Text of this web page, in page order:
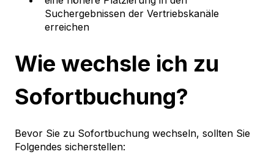
Suchergebnissen der Vertriebskanäle
erreichen
Wie wechsle ich zu
Sofortbuchung?
Bevor Sie zu Sofortbuchung wechseln, sollten Sie
Folgendes sicherstellen: